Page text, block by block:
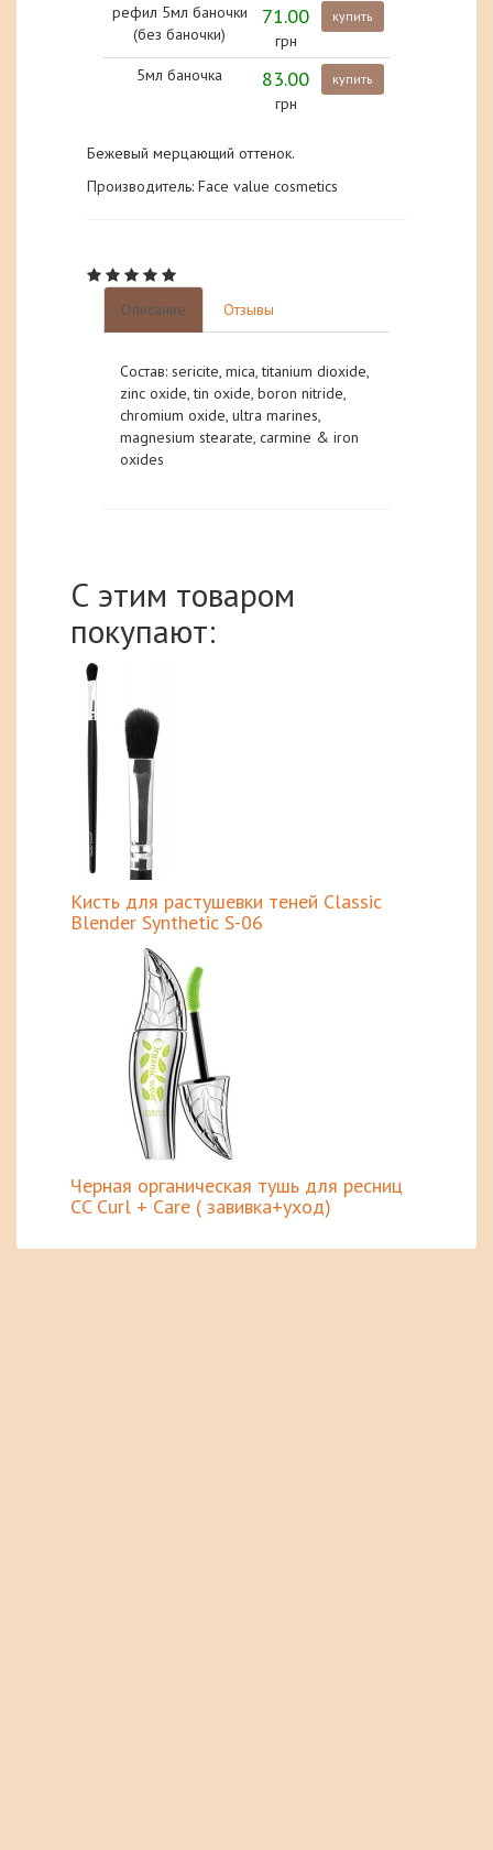
рефил 5мл баночки
(без баночки)
71.00
грн
купить
5мл баночка 83.00
грн
купить
Бежевый мерцающий оттенок.
Производитель: Face value cosmetics
Описание Отзывы
Состав: sericite, mica, titanium dioxide,
zinc oxide, tin oxide, boron nitride,
chromium oxide, ultra marines,
magnesium stearate, carmine & iron
oxides
С этим товаром
покупают:
Кисть для растушевки теней Classic
Blender Synthetic S-06
Черная органическая тушь для ресниц
CC Curl + Care ( завивка+уход)